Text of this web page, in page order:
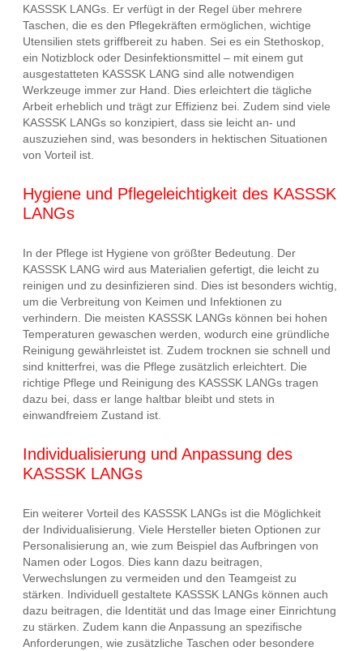
KASSSK LANGs. Er verfügt in der Regel über mehrere
Taschen, die es den Pflegekräften ermöglichen, wichtige
Utensilien stets griffbereit zu haben. Sei es ein Stethoskop,
ein Notizblock oder Desinfektionsmittel – mit einem gut
ausgestatteten KASSSK LANG sind alle notwendigen
Werkzeuge immer zur Hand. Dies erleichtert die tägliche
Arbeit erheblich und trägt zur Effizienz bei. Zudem sind viele
KASSSK LANGs so konzipiert, dass sie leicht an- und
auszuziehen sind, was besonders in hektischen Situationen
von Vorteil ist.
Hygiene und Pflegeleichtigkeit des KASSSK
LANGs
In der Pflege ist Hygiene von größter Bedeutung. Der
KASSSK LANG wird aus Materialien gefertigt, die leicht zu
reinigen und zu desinfizieren sind. Dies ist besonders wichtig,
um die Verbreitung von Keimen und Infektionen zu
verhindern. Die meisten KASSSK LANGs können bei hohen
Temperaturen gewaschen werden, wodurch eine gründliche
Reinigung gewährleistet ist. Zudem trocknen sie schnell und
sind knitterfrei, was die Pflege zusätzlich erleichtert. Die
richtige Pflege und Reinigung des KASSSK LANGs tragen
dazu bei, dass er lange haltbar bleibt und stets in
einwandfreiem Zustand ist.
Individualisierung und Anpassung des
KASSSK LANGs
Ein weiterer Vorteil des KASSSK LANGs ist die Möglichkeit
der Individualisierung. Viele Hersteller bieten Optionen zur
Personalisierung an, wie zum Beispiel das Aufbringen von
Namen oder Logos. Dies kann dazu beitragen,
Verwechslungen zu vermeiden und den Teamgeist zu
stärken. Individuell gestaltete KASSSK LANGs können auch
dazu beitragen, die Identität und das Image einer Einrichtung
zu stärken. Zudem kann die Anpassung an spezifische
Anforderungen, wie zusätzliche Taschen oder besondere